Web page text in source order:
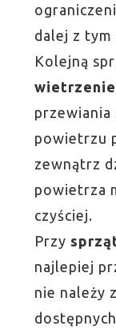
dalej z tym
Kolejną
wietrzenie
przewiania
powietrzu
zewnątrz
powietrza
czyściej.
Przy
najlepiej
nie należy